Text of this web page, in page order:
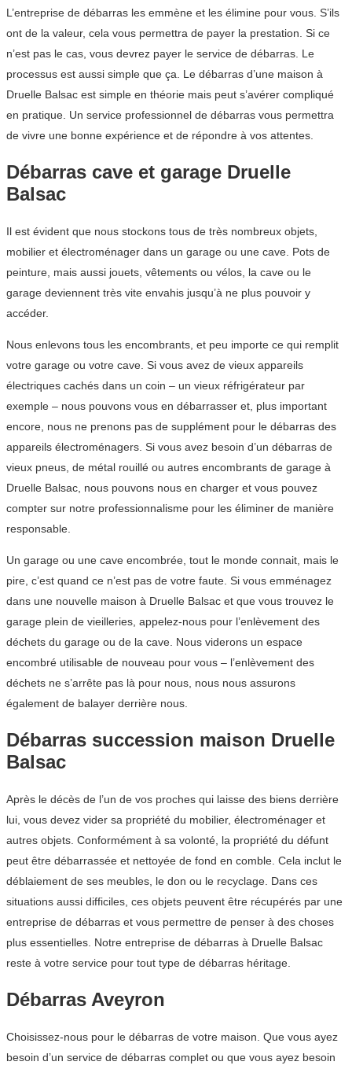
L’entreprise de débarras les emmène et les élimine pour vous. S’ils
ont de la valeur, cela vous permettra de payer la prestation. Si ce
n’est pas le cas, vous devrez payer le service de débarras. Le
processus est aussi simple que ça. Le débarras d’une maison à
Druelle Balsac est simple en théorie mais peut s’avérer compliqué
en pratique. Un service professionnel de débarras vous permettra
de vivre une bonne expérience et de répondre à vos attentes.
Débarras cave et garage Druelle
Balsac
Il est évident que nous stockons tous de très nombreux objets,
mobilier et électroménager dans un garage ou une cave. Pots de
peinture, mais aussi jouets, vêtements ou vélos, la cave ou le
garage deviennent très vite envahis jusqu’à ne plus pouvoir y
accéder.
Nous enlevons tous les encombrants, et peu importe ce qui remplit
votre garage ou votre cave. Si vous avez de vieux appareils
électriques cachés dans un coin – un vieux réfrigérateur par
exemple – nous pouvons vous en débarrasser et, plus important
encore, nous ne prenons pas de supplément pour le débarras des
appareils électroménagers. Si vous avez besoin d’un débarras de
vieux pneus, de métal rouillé ou autres encombrants de garage à
Druelle Balsac, nous pouvons nous en charger et vous pouvez
compter sur notre professionnalisme pour les éliminer de manière
responsable.
Un garage ou une cave encombrée, tout le monde connait, mais le
pire, c’est quand ce n’est pas de votre faute. Si vous emménagez
dans une nouvelle maison à Druelle Balsac et que vous trouvez le
garage plein de vieilleries, appelez-nous pour l’enlèvement des
déchets du garage ou de la cave. Nous viderons un espace
encombré utilisable de nouveau pour vous – l’enlèvement des
déchets ne s’arrête pas là pour nous, nous nous assurons
également de balayer derrière nous.
Débarras succession maison Druelle
Balsac
Après le décès de l’un de vos proches qui laisse des biens derrière
lui, vous devez vider sa propriété du mobilier, électroménager et
autres objets. Conformément à sa volonté, la propriété du défunt
peut être débarrassée et nettoyée de fond en comble. Cela inclut le
déblaiement de ses meubles, le don ou le recyclage. Dans ces
situations aussi difficiles, ces objets peuvent être récupérés par une
entreprise de débarras et vous permettre de penser à des choses
plus essentielles. Notre entreprise de débarras à Druelle Balsac
reste à votre service pour tout type de débarras héritage.
Débarras Aveyron
Choisissez-nous pour le débarras de votre maison. Que vous ayez
besoin d’un service de débarras complet ou que vous ayez besoin